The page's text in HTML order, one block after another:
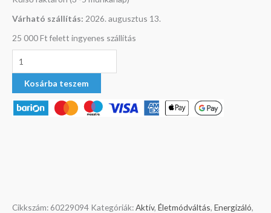
Várható szállítás: 2026. augusztus 13.
25 000 Ft felett ingyenes szállítás
Kosárba teszem
Cikkszám: 60229094 Kategóriák:Aktív, Életmódváltás, Energizáló,